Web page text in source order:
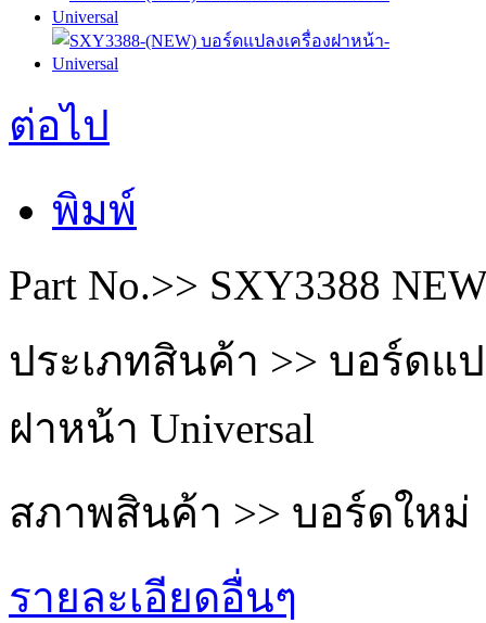
ต่อไป
พิมพ์
Part No.>> SXY3388
ประเภทสินค้า >> บอร์ดแ
ฝาหน้า Universal
สภาพสินค้า >> บอร์ดใหม่
รายละเอียดอื่นๆ